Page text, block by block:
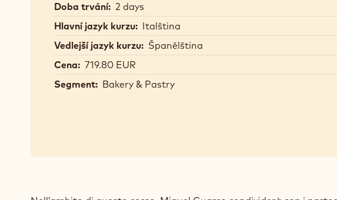
Doba trvání: 2 days
Hlavní jazyk kurzu: Italština
Vedlejší jazyk kurzu: Španělština
Cena: 719.80 EUR
Segment: Bakery & Pastry